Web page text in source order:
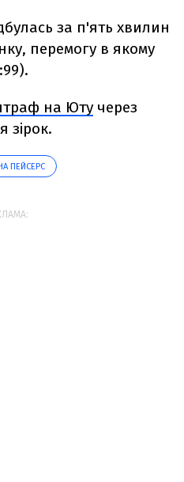
за п'ять хвилин
перемогу в якому
на Юту через
зірок.
ПЕЙСЕРС